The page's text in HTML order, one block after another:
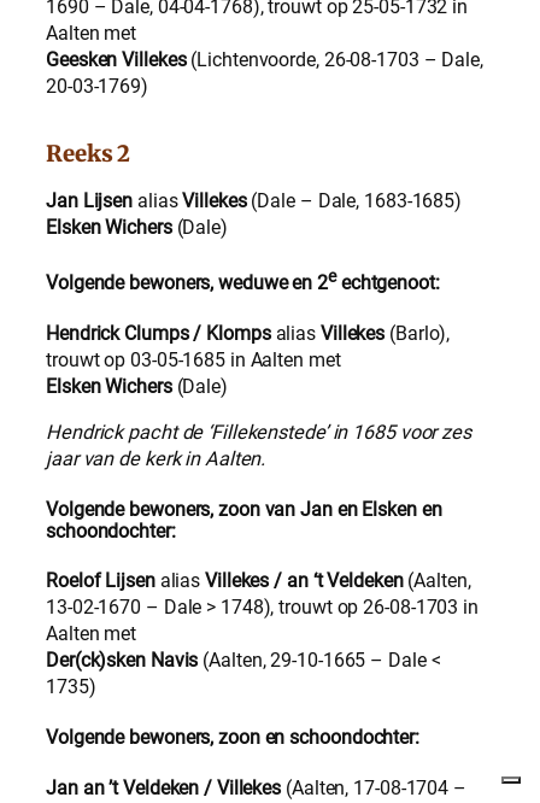
1690 – Dale, 04-04-1768), trouwt op 25-05-1732 in
Aalten met
Geesken Villekes(Lichtenvoorde, 26-08-1703 – Dale,
20-03-1769)
Reeks 2
Jan Lijsen aliasVillekes(Dale – Dale, 1683-1685)
Elsken Wichers(Dale)
Volgende bewoners, weduwe en 2eechtgenoot:
Hendrick Clumps / Klompsalias Villekes (Barlo),
trouwt op 03-05-1685 in Aalten met
Elsken Wichers(Dale)
Hendrick pacht de ‘Fillekenstede’ in 1685 voor zes
jaar van de kerk in Aalten.
Volgende bewoners, zoon van Jan en Elsken en
schoondochter:
Roelof LijsenaliasVillekes / an ‘t Veldeken(Aalten,
13-02-1670 – Dale > 1748), trouwt op 26-08-1703 in
Aalten met
Der(ck)sken Navis (Aalten, 29-10-1665 – Dale <
1735)
Volgende bewoners, zoon enschoondochter:
Jan an ’t Veldeken / Villekes (Aalten, 17-08-1704 –